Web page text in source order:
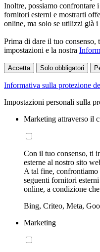
Inoltre, possiamo confrontare
fornitori esterni e mostrarti
online, ma solo se utilizzi già
Prima di dare il tuo
impostazioni e la nostra
Accetta Solo obbligatori
Informativa sulla protezione
Impostazioni personali sulla
Marketing attraverso il
Con il tuo consenso, ti
esterne al nostro sito
A tal fine,
seguenti fornitori
online, a condizione
Bing, Criteo, Meta,
Marketing